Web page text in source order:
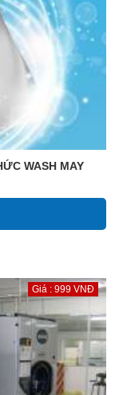
WASH MAY
Giá : 999 VNĐ